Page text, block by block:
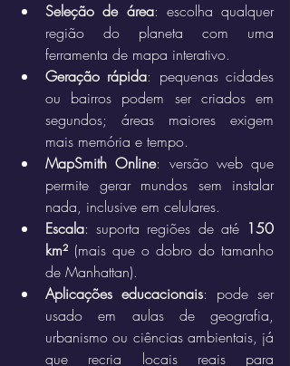
Seleção de área: escolha qualquer
região do planeta com uma
ferramenta de mapa interativo.
Geração rápida: pequenas cidades
ou bairros podem ser criados em
segundos; áreas maiores exigem
mais memória e tempo.
MapSmith Online: versão web que
permite gerar mundos sem instalar
nada, inclusive em celulares.
Escala: suporta regiões de até 150
km² (mais que o dobro do tamanho
de Manhattan).
Aplicações educacionais: pode ser
usado em aulas de geografia,
urbanismo ou ciências ambientais, já
que recria locais reais para